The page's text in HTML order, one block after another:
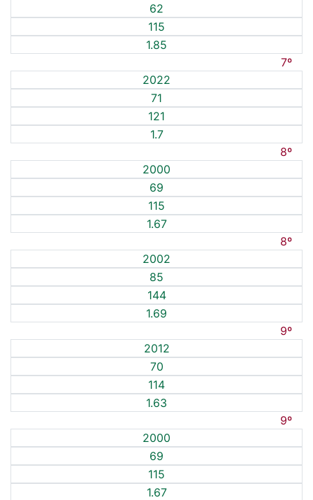
62
115
1.85
7º
2022
71
121
1.7
8º
2000
69
115
1.67
8º
2002
85
144
1.69
9º
2012
70
114
1.63
9º
2000
69
115
1.67